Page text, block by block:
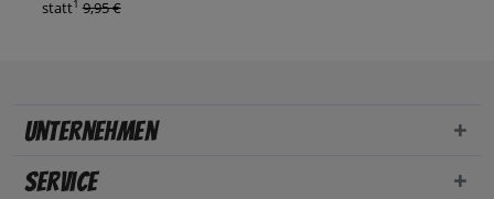
statt1 9,95 €
Unternehmen
Service